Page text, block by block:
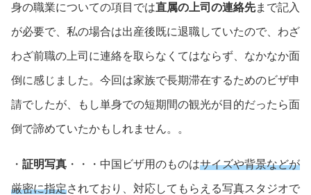
身の職業についての項目では直属の上司の連絡先まで記入
が必要で、私の場合は出産後既に退職していたので、わざ
わざ前職の上司に連絡を取らなくてはならず、なかなか面
倒に感じました。今回は家族で長期滞在するためのビザ申
請でしたが、もし単身での短期間の観光が目的だったら面
倒で諦めていたかもしれません。。
・ 証明写真 ・・・中国ビザ用のものはサイズや背景などが
厳密に指定されており、対応してもらえる写真スタジオで